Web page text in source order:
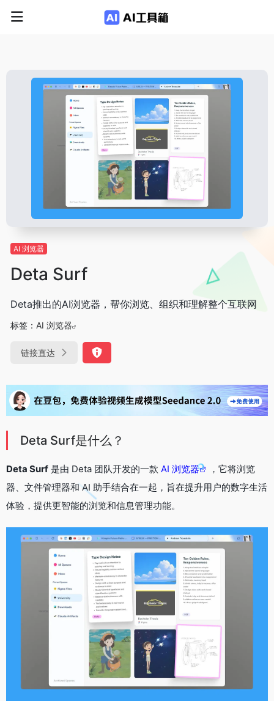
AI 浏览器
Deta Surf
Deta推出的AI浏览器，帮你浏览、组织和理解整个互联网
标签： AI 浏览器
链接直达
Deta Surf是什么？
Deta Surf 是由 Deta 团队开发的一款 AI 浏览器
，它将浏览
器、文件管理器和 AI 助手结合在一起，旨在提升用户的数字生活
体验，提供更智能的浏览和信息管理功能。